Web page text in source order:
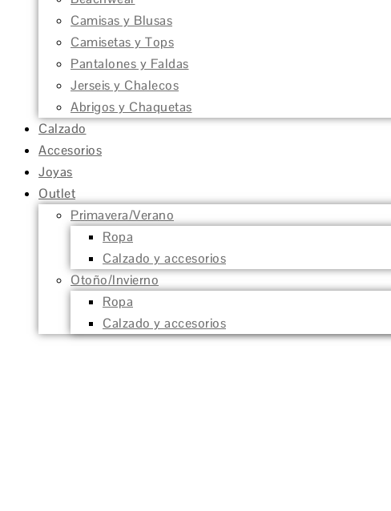
Camisas y Blusas
Camisetas y Tops
Pantalones y Faldas
Jerseis y Chalecos
Abrigos y Chaquetas
Calzado
Accesorios
Joyas
Outlet
Primavera/Verano
Ropa
Calzado y accesorios
Otoño/Invierno
Ropa
Calzado y accesorios